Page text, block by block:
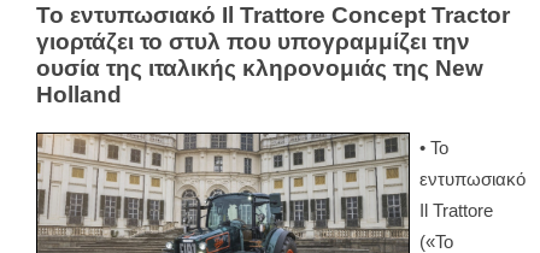
Το εντυπωσιακό Il Trattore Concept Tractor
γιορτάζει το στυλ που υπογραμμίζει την
ουσία της ιταλικής κληρονομιάς της New
Holland
• Το
εντυπωσιακό
Il Trattore
(«Το